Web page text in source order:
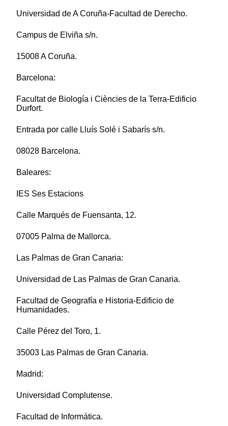
Universidad de A Coruña-Facultad de Derecho.
Campus de Elviña s/n.
15008 A Coruña.
Barcelona:
Facultat de Biología i Ciències de la Terra-Edificio
Durfort.
Entrada por calle Lluís Solé i Sabarís s/n.
08028 Barcelona.
Baleares:
IES Ses Estacions
Calle Marqués de Fuensanta, 12.
07005 Palma de Mallorca.
Las Palmas de Gran Canaria:
Universidad de Las Palmas de Gran Canaria.
Facultad de Geografía e Historia-Edificio de
Humanidades.
Calle Pérez del Toro, 1.
35003 Las Palmas de Gran Canaria.
Madrid:
Universidad Complutense.
Facultad de Informática.